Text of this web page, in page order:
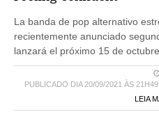
La banda de pop alternativo
recientemente anunciado
lanzará el próximo 15 de
PUBLICADO DIA 20/09/2021 ÀS
LEIA